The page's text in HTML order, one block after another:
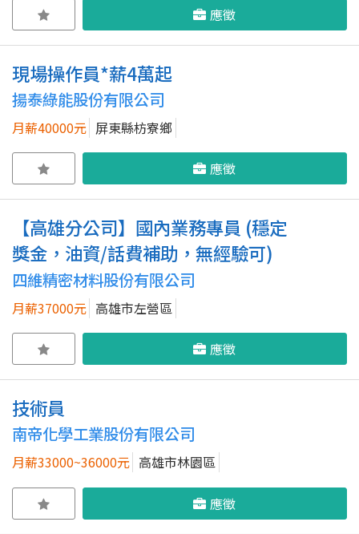
應徵
現場操作員*薪4萬起
揚泰綠能股份有限公司
月薪40000元 屏東縣枋寮鄉
應徵
【高雄分公司】國內業務專員 (穩定
獎金，油資/話費補助，無經驗可)
四維精密材料股份有限公司
月薪37000元 高雄市左營區
應徵
技術員
南帝化學工業股份有限公司
月薪33000~36000元 高雄市林園區
應徵